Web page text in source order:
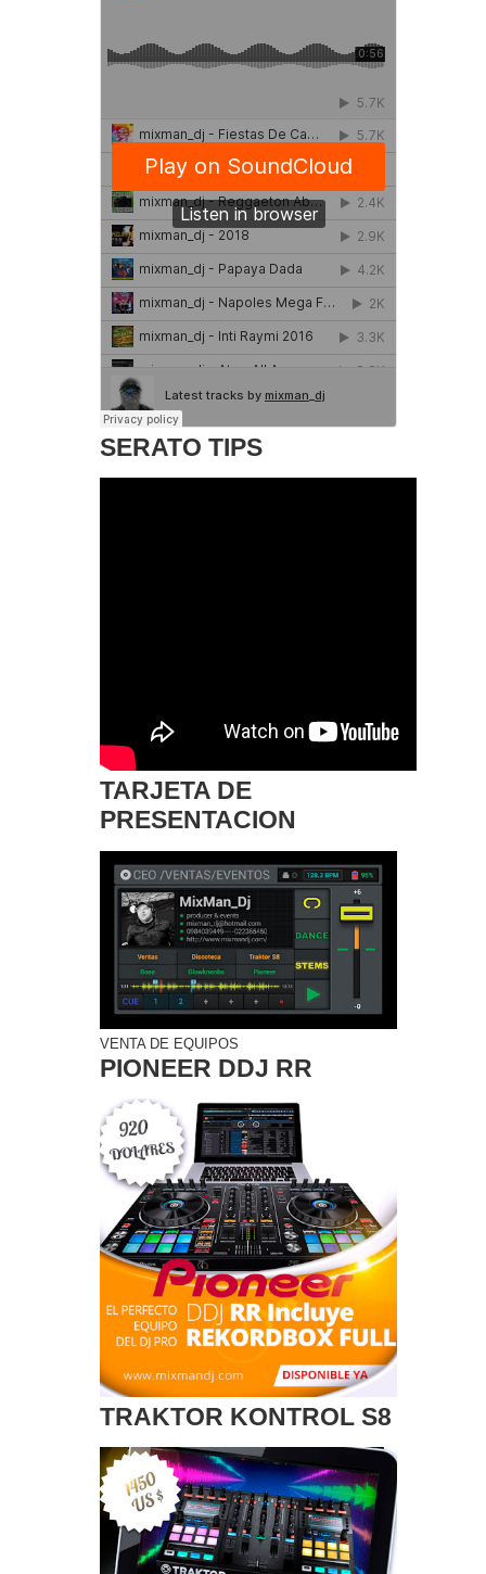
SERATO TIPS
TARJETA DE
PRESENTACION
VENTA DE EQUIPOS
PIONEER DDJ RR
TRAKTOR KONTROL S8